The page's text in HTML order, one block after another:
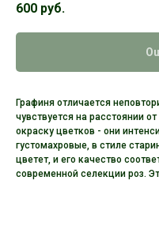
600 руб.
Графиня отличается
чувствуется на расстоянии
окраску цветков - они
густомахровые, в стиле
цветет, и его качество
современной селекции роз.